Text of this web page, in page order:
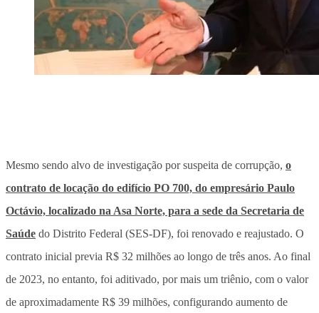
Mesmo sendo alvo de investigação por suspeita de corrupção, o
contrato de locação do edifício PO 700, do empresário Paulo
Octávio, localizado na Asa Norte, para a sede da Secretaria de
Saúde do Distrito Federal (SES-DF), foi renovado e reajustado. O
contrato inicial previa R$ 32 milhões ao longo de três anos. Ao final
de 2023, no entanto, foi aditivado, por mais um triênio, com o valor
de aproximadamente R$ 39 milhões, configurando aumento de